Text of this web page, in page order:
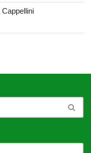
Cappellini